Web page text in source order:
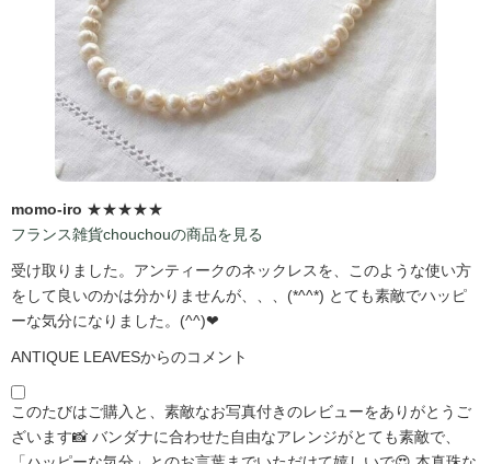
momo-iro ★★★★★
フランス雑貨chouchouの商品を見る
受け取りました。アンティークのネックレスを、このような使い方
をして良いのかは分かりませんが、、、(*^^*) とても素敵でハッピ
ーな気分になりました。(^^)❤
ANTIQUE LEAVESからのコメント
このたびはご購入と、素敵なお写真付きのレビューをありがとうご
ざいます📸 バンダナに合わせた自由なアレンジがとても素敵で、